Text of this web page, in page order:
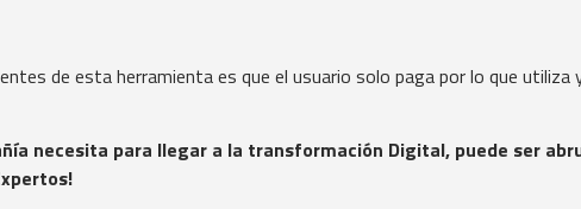
de esta herramienta es que el usuario solo paga por lo que utiliza
necesita para llegar a la transformación Digital, puede ser